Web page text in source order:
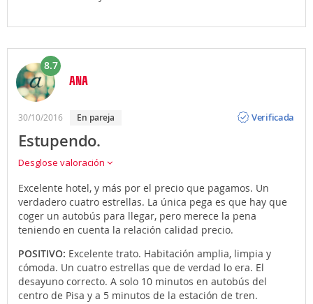
8.7
ANA
30/10/2016 en pareja
Verificada
Estupendo.
Desglose valoración
Excelente hotel, y más por el precio que pagamos. Un
verdadero cuatro estrellas. La única pega es que hay que
coger un autobús para llegar, pero merece la pena
teniendo en cuenta la relación calidad precio.
POSITIVO: Excelente trato. Habitación amplia, limpia y
cómoda. Un cuatro estrellas que de verdad lo era. El
desayuno correcto. A solo 10 minutos en autobús del
centro de Pisa y a 5 minutos de la estación de tren.